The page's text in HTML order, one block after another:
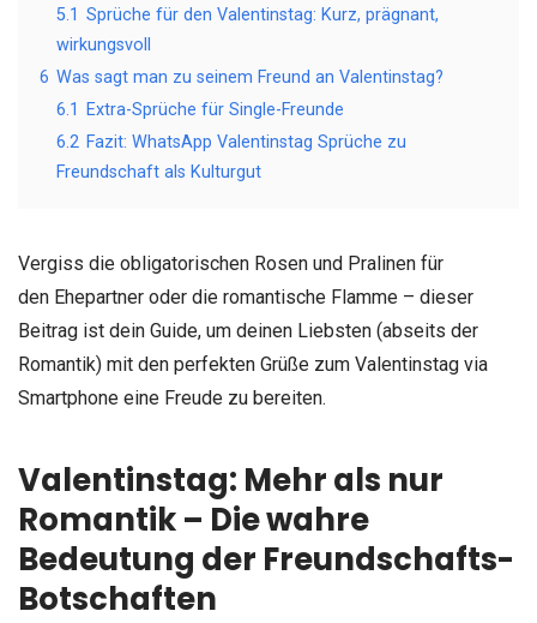
5.1 Sprüche für den Valentinstag: Kurz, prägnant,
wirkungsvoll
6 Was sagt man zu seinem Freund an Valentinstag?
6.1
Extra-Sprüche für Single-Freunde
6.2 Fazit: WhatsApp Valentinstag Sprüche zu
Freundschaft als Kulturgut
Vergiss die obligatorischen Rosen und Pralinen für
den Ehepartner oder die romantische Flamme – dieser
Beitrag ist dein Guide, um deinen Liebsten (abseits der
Romantik) mit den perfekten Grüße zum Valentinstag via
Smartphone eine Freude zu bereiten.
Valentinstag: Mehr als nur
Romantik – Die wahre
Bedeutung der Freundschafts-
Botschaften